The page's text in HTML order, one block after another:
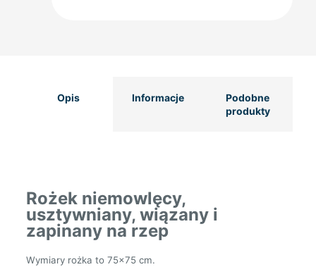
Opis Informacje
Podobne
produkty
Rożek niemowlęcy,
usztywniany, wiązany i
zapinany na rzep
Wymiary rożka to 75×75 cm.